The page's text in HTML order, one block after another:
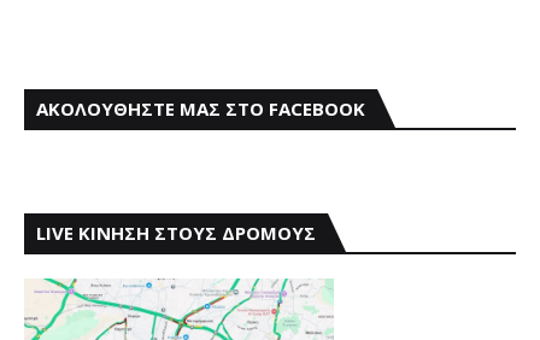
ΑΚΟΛΟΥΘΗΣΤΕ ΜΑΣ ΣΤΟ FACEBOOK
LIVE ΚΙΝΗΣΗ ΣΤΟΥΣ ΔΡΟΜΟΥΣ